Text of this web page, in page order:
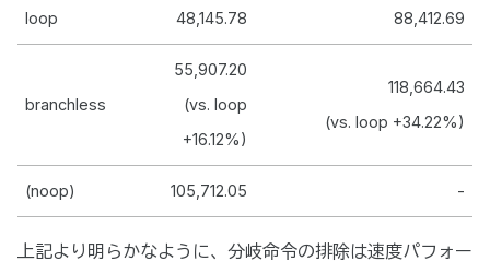
loop 48,145.78 88,412.69
branchless
55,907.20
(vs. loop
+16.12%)
118,664.43
(vs. loop +34.22%)
(noop) 105,712.05 -
上記より明らかなように、分岐命令の排除は速度パフォー